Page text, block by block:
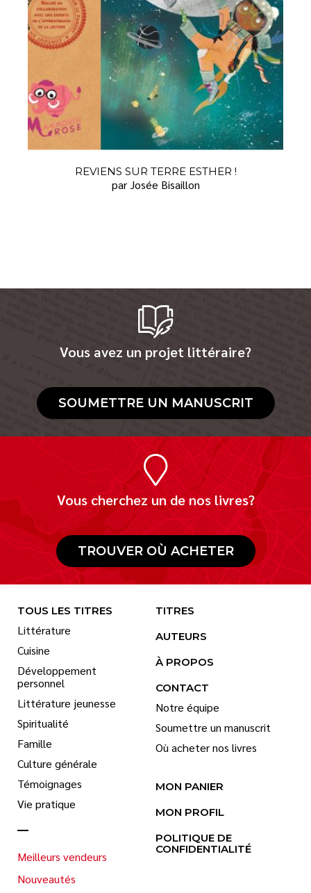
REVIENS SUR TERRE ESTHER !
par Josée Bisaillon
Vous avez un projet littéraire?
SOUMETTRE UN MANUSCRIT
Vous cherchez un de nos livres?
TROUVER OÙ ACHETER
TOUS LES TITRES
Littérature
Cuisine
Développement
personnel
Littérature jeunesse
Spiritualité
Famille
Culture générale
Témoignages
Vie pratique
Meilleurs vendeurs
Nouveautés
TITRES
AUTEURS
À PROPOS
CONTACT
Notre équipe
Soumettre un manuscrit
Où acheter nos livres
MON PANIER
MON PROFIL
POLITIQUE DE
CONFIDENTIALITÉ